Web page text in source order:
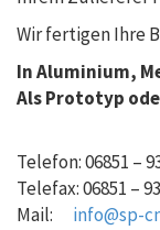
Wir fertigen Ihre
In Aluminium,
Als Prototyp
Telefon: 06851 –
Telefax: 06851 –
Mail: info@sp-